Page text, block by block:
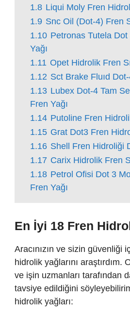
1.8 Liqui Moly Fren
1.9 Snc Oil (Dot-4) Fren
1.10 Petronas Tutela
Yağı
1.11 Opet Hidrolik Fren
1.12 Sct Brake Fluıd
1.13 Lubex Dot-4 Tam
Fren Yağı
1.14 Putoline Fren
1.15 Grat Dot3 Fren
1.16 Shell Fren Hidroliği
1.17 Carix Hidrolik Fren
1.18 Petrol Ofisi Dot 3
Fren Yağı
En İyi 18 Fren
Aracınızın ve sizin güvenliği
hidrolik yağlarını araştırdım.
ve işin uzmanları tarafından
tavsiye edildiğini
hidrolik yağları: